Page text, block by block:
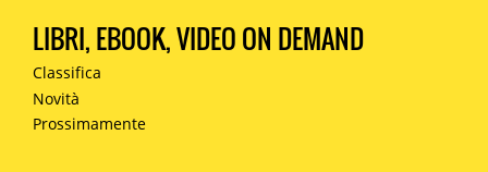
LIBRI, EBOOK, VIDEO ON DEMAND
Classifica
Novità
Prossimamente